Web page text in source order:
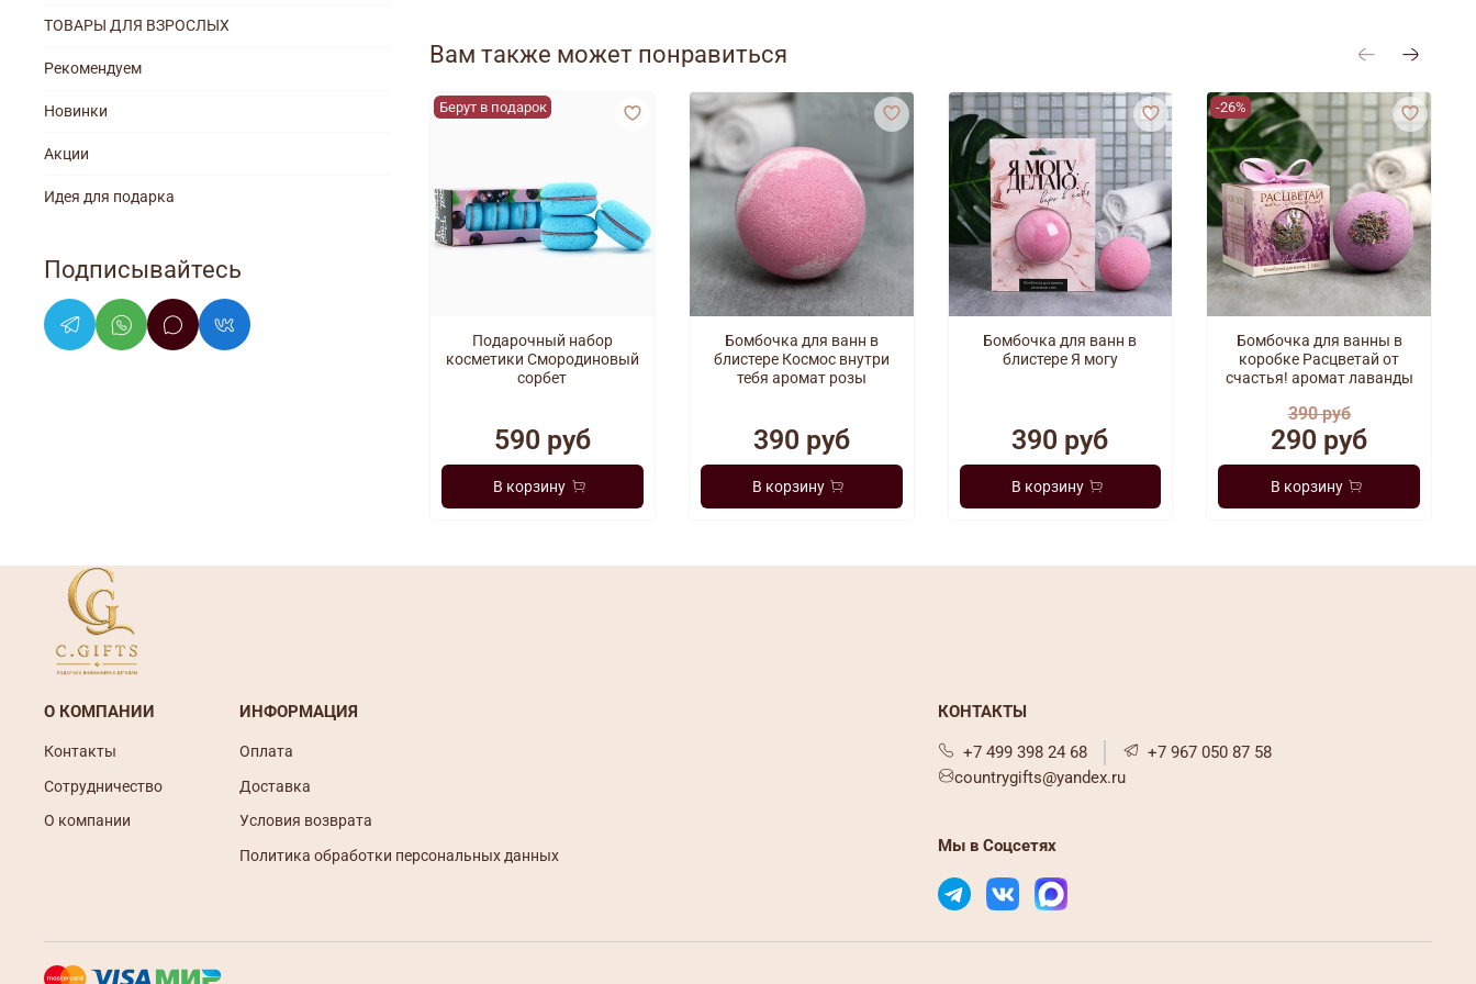
Вам также может понравиться
Берут в подарок
Подарочный набор
косметики Смородиновый
сорбет
590 руб
В корзину
Бомбочка для ванн в
блистере Космос внутри
тебя аромат розы
390 руб
В корзину
Бомбочка для ванн в
блистере Я могу
390 руб
В корзину
-26%
Бомбочка для ванны в
коробке Расцветай от
счастья! аромат лаванды
390 руб
290 руб
В корзину
ТОВАРЫ ДЛЯ ВЗРОСЛЫХ
Рекомендуем
Новинки
Акции
Идея для подарка
Подписывайтесь
О КОМПАНИИ
Контакты
Сотрудничество
О компании
ИНФОРМАЦИЯ
Оплата
Доставка
Условия возврата
Политика обработки персональных данных
КОНТАКТЫ
+7 499 398 24 68
+7 967 050 87 58
countrygifts@yandex.ru
Мы в Соцсетях